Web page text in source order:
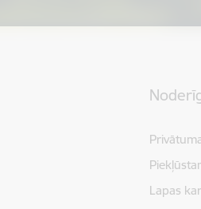
Lapas